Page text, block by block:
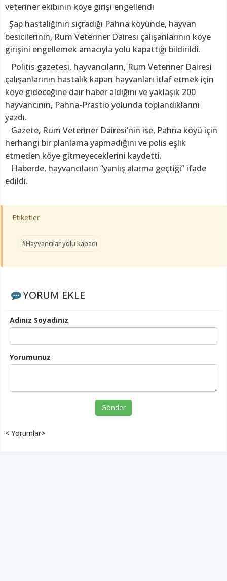
veteriner ekibinin köye girişi engellendi
Şap hastalığının sıçradığı Pahna köyünde, hayvan
besicilerinin, Rum Veteriner Dairesi çalışanlarının köye
girişini engellemek amacıyla yolu kapattığı bildirildi.
Politis gazetesi, hayvancıların, Rum Veteriner Dairesi
çalışanlarının hastalık kapan hayvanları itlaf etmek için
köye gideceğine dair haber aldığını ve yaklaşık 200
hayvancının, Pahna-Prastio yolunda toplandıklarını
yazdı.
Gazete, Rum Veteriner Dairesi’nin ise, Pahna köyü için
herhangi bir planlama yapmadığını ve polis eşlik
etmeden köye gitmeyeceklerini kaydetti.
Haberde, hayvancıların “yanlış alarma geçtiği” ifade
edildi.
Etiketler
#Hayvancılar yolu kapadı
YORUM EKLE
Adınız Soyadınız
Yorumunuz
Gönder
< Yorumlar>